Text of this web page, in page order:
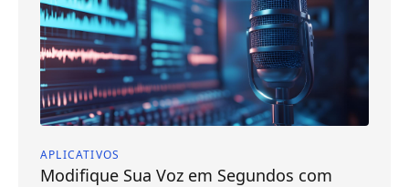
APLICATIVOS
Modifique Sua Voz em Segundos com